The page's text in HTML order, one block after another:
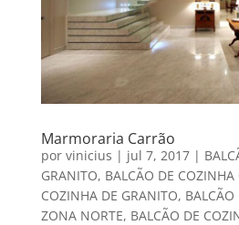
Marmoraria Carrão
por vinicius | jul 7, 2017|
GRANITO, BALCÃO DE COZINHA
COZINHA DE GRANITO,
ZONA NORTE, BALCÃO DE